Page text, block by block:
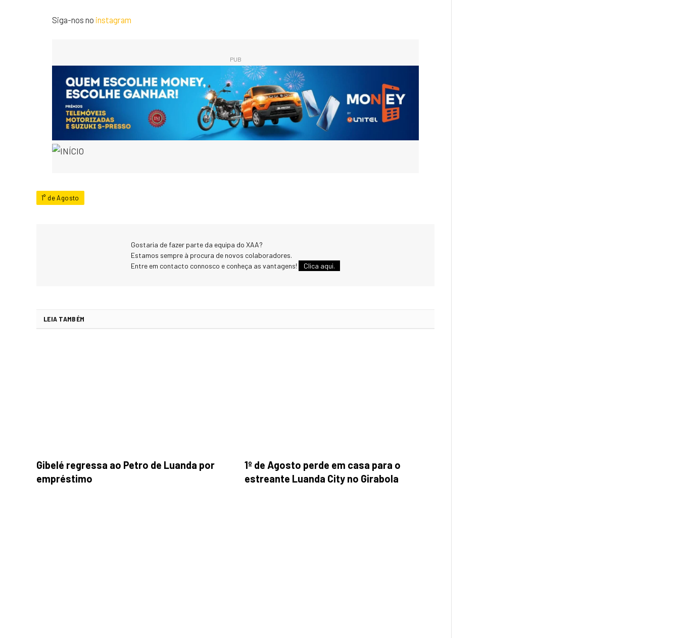
Siga-nos no instagram
PUB
1° de Agosto
Gostaria de fazer parte da equipa do XAA?
Estamos sempre à procura de novos colaboradores.
Entre em contacto connosco e conheça as vantagens!
Clica aqui.
LEIA TAMBÉM
Gibelé regressa ao Petro de Luanda por
empréstimo
1º de Agosto perde em casa para o
estreante Luanda City no Girabola